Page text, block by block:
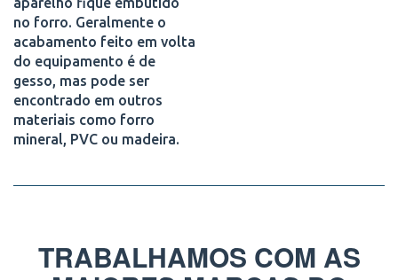
no forro. Geralmente o
acabamento feito em volta
do equipamento é de
gesso, mas pode ser
encontrado em outros
materiais como forro
mineral, PVC ou madeira.
TRABALHAMOS COM AS